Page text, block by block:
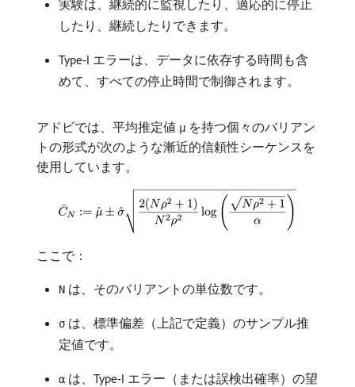
実験は、継続的に監視したり、適応的に停止
したり、継続したりできます。
Type-I エラーは、データに依存する時間も含
めて、すべての停止時間で制御されます。
アドビでは、平均推定値 μ を持つ個々のバリアン
トの形式が次のような漸近的信頼性シーケンスを
使用しています。
ここで：
N は、そのバリアントの単位数です。
σ は、標準偏差（上記で定義）のサンプル推
定値です。
α は、Type-I エラー（または誤検出確率）の望